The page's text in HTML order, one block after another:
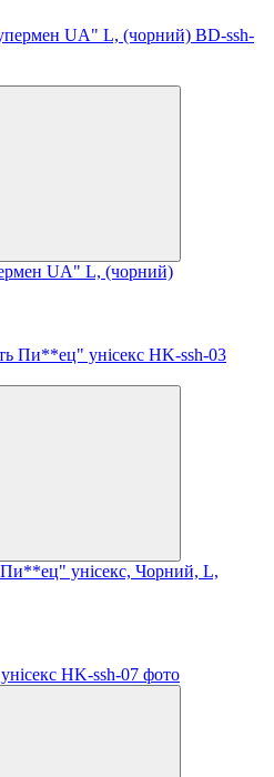
UA" L, (чорний)
унісекс, Чорний, L,